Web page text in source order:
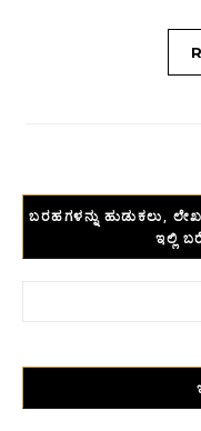
ಬರಹಗಳನ್ನು ಹುಡುಕಲು,
ಇಲ್ಲಿ